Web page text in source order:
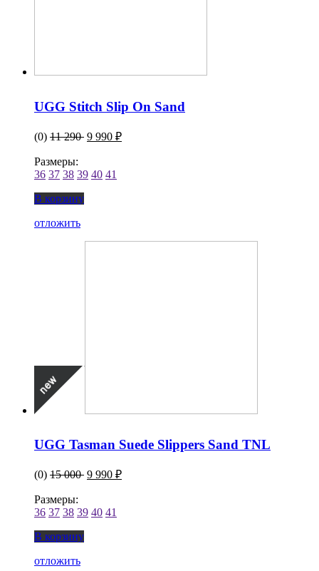
UGG Stitch Slip On Sand
(0) 11 290 9 990 ₽
Размеры:
36 37 38 39 40 41
В корзину
отложить
UGG Tasman Suede Slippers Sand TNL
(0) 15 000 9 990 ₽
Размеры:
36 37 38 39 40 41
В корзину
отложить